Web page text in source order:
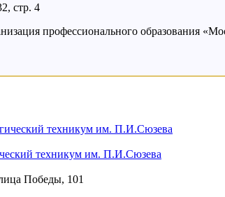
стр. 4
профессионального
техникум им. П.И.Сюзева
Победы, 101